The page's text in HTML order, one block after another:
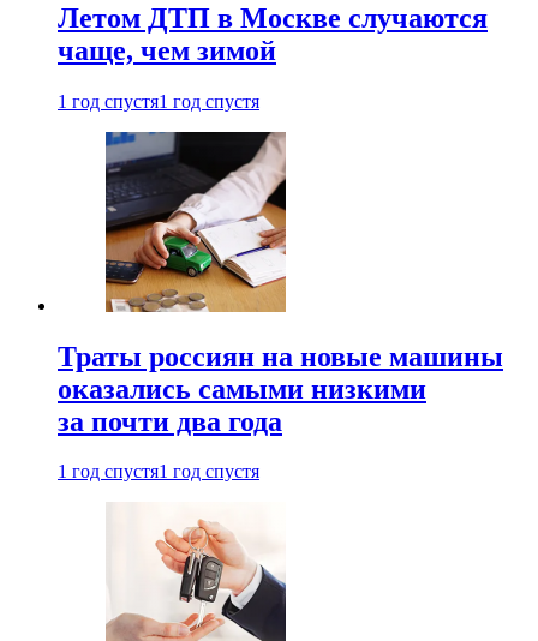
Летом ДТП в Москве случаются
чаще, чем зимой
1 год спустя1 год спустя
Траты россиян на новые машины
оказались самыми низкими
за почти два года
1 год спустя1 год спустя